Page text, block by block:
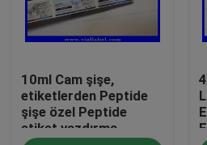
Ev
10ml Cam şişe,
etiketlerden Peptide
şişe özel Peptide
etiket yazdırma